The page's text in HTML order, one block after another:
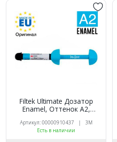
Filtek Ultimate Дозатор
Enamel, Оттенок A2,
реставрационный
композит 3M
Артикул: 00000910437 | 3M
Есть в наличии